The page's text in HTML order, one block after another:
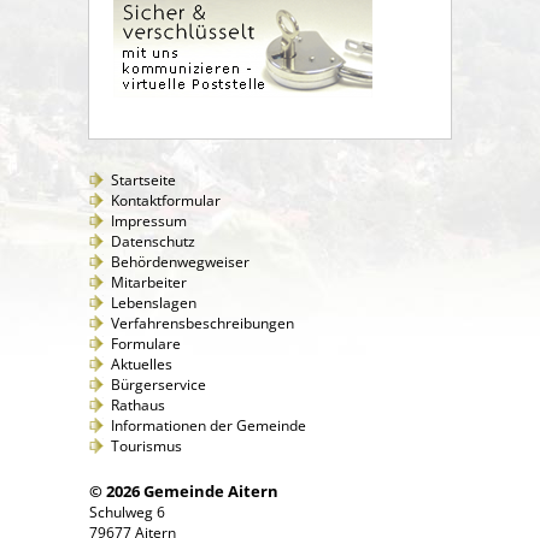
Startseite
Kontaktformular
Impressum
Datenschutz
Behördenwegweiser
Mitarbeiter
Lebenslagen
Verfahrensbeschreibungen
Formulare
Aktuelles
Bürgerservice
Rathaus
Informationen der Gemeinde
Tourismus
© 2026 Gemeinde Aitern
Schulweg 6
79677 Aitern